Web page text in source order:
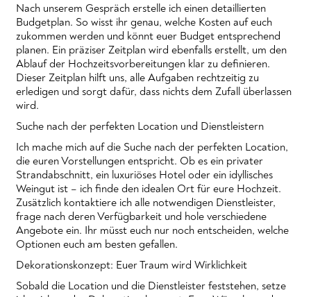
Nach unserem Gespräch erstelle ich einen detaillierten
Budgetplan. So wisst ihr genau, welche Kosten auf euch
zukommen werden und könnt euer Budget entsprechend
planen. Ein präziser Zeitplan wird ebenfalls erstellt, um den
Ablauf der Hochzeitsvorbereitungen klar zu definieren.
Dieser Zeitplan hilft uns, alle Aufgaben rechtzeitig zu
erledigen und sorgt dafür, dass nichts dem Zufall überlassen
wird.
Suche nach der perfekten Location und Dienstleistern
Ich mache mich auf die Suche nach der perfekten Location,
die euren Vorstellungen entspricht. Ob es ein privater
Strandabschnitt, ein luxuriöses Hotel oder ein idyllisches
Weingut ist – ich finde den idealen Ort für eure Hochzeit.
Zusätzlich kontaktiere ich alle notwendigen Dienstleister,
frage nach deren Verfügbarkeit und hole verschiedene
Angebote ein. Ihr müsst euch nur noch entscheiden, welche
Optionen euch am besten gefallen.
Dekorationskonzept: Euer Traum wird Wirklichkeit
Sobald die Location und die Dienstleister feststehen, setze